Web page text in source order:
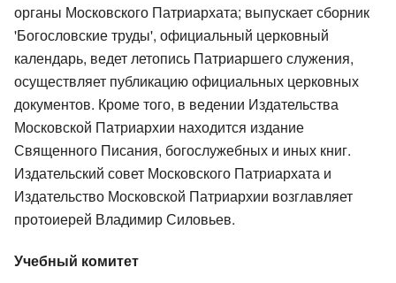
органы Московского Патриархата; выпускает сборник
'Богословские труды', официальный церковный
календарь, ведет летопись Патриаршего служения,
осуществляет публикацию официальных церковных
документов. Кроме того, в ведении Издательства
Московской Патриархии находится издание
Священного Писания, богослужебных и иных книг.
Издательский совет Московского Патриархата и
Издательство Московской Патриархии возглавляет
протоиерей Владимир Силовьев.
Учебный комитет